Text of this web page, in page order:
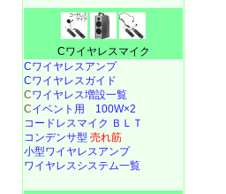
Cワイヤレスマイク
Cワイヤレスアンプ
Cワイヤレスガイド
Cワイヤレス増設一覧
Cイベント用 100W×2
コードレスマイク ＢＬＴ
コンデンサ型 売れ筋
小型ワイヤレスアンプ
ワイヤレスシステム一覧